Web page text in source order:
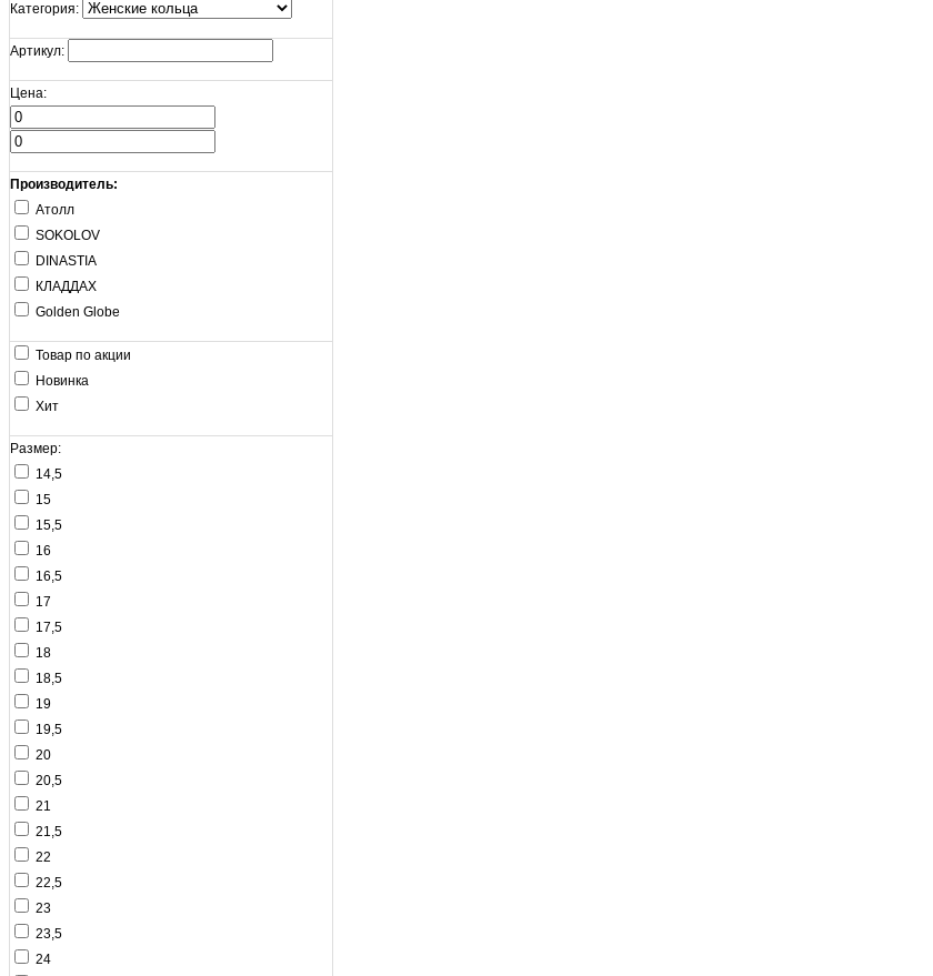
Категория:
Артикул:
Цена:
Производитель:
Атолл
SOKOLOV
DINASTIA
КЛАДДАХ
Golden Globe
Товар по акции
Новинка
Хит
Размер:
14,5
15
15,5
16
16,5
17
17,5
18
18,5
19
19,5
20
20,5
21
21,5
22
22,5
23
23,5
24